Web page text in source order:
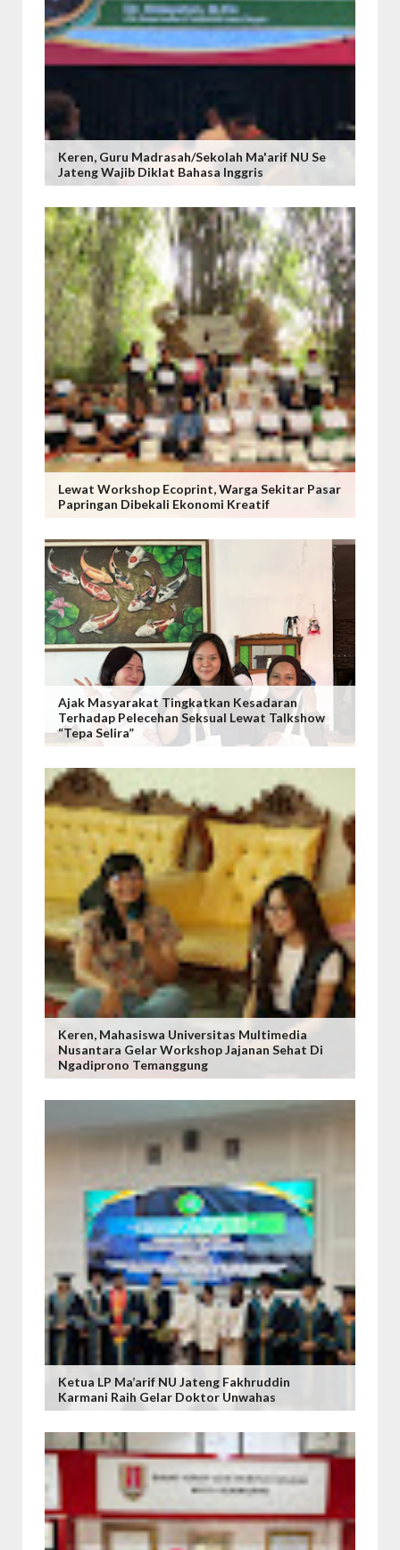
Keren, Guru Madrasah/Sekolah Ma'arif NU Se
Jateng Wajib Diklat Bahasa Inggris
Lewat Workshop Ecoprint, Warga Sekitar Pasar
Papringan Dibekali Ekonomi Kreatif
Ajak Masyarakat Tingkatkan Kesadaran
Terhadap Pelecehan Seksual Lewat Talkshow
“Tepa Selira”
Keren, Mahasiswa Universitas Multimedia
Nusantara Gelar Workshop Jajanan Sehat Di
Ngadiprono Temanggung
Ketua LP Ma’arif NU Jateng Fakhruddin
Karmani Raih Gelar Doktor Unwahas